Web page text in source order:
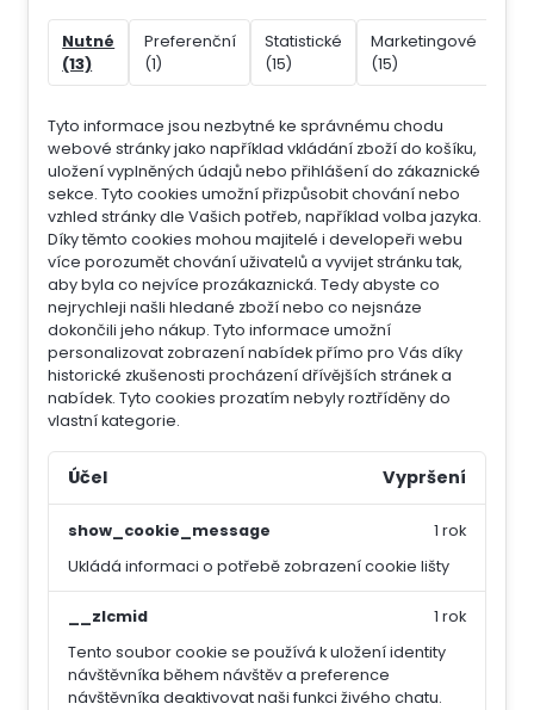
Nutné
(13)
Preferenční
(1)
Statistické
(15)
Marketingové
(15)
Tyto informace jsou nezbytné ke správnému chodu
webové stránky jako například vkládání zboží do košíku,
uložení vyplněných údajů nebo přihlášení do zákaznické
sekce. Tyto cookies umožní přizpůsobit chování nebo
vzhled stránky dle Vašich potřeb, například volba jazyka.
Díky těmto cookies mohou majitelé i developeři webu
více porozumět chování uživatelů a vyvijet stránku tak,
aby byla co nejvíce prozákaznická. Tedy abyste co
nejrychleji našli hledané zboží nebo co nejsnáze
dokončili jeho nákup. Tyto informace umožní
personalizovat zobrazení nabídek přímo pro Vás díky
historické zkušenosti procházení dřívějších stránek a
nabídek. Tyto cookies prozatím nebyly roztříděny do
vlastní kategorie.
Účel Vypršení
show_cookie_message
Ukládá informaci o potřebě zobrazení cookie lišty
1 rok
__zlcmid
Tento soubor cookie se používá k uložení identity
návštěvníka během návštěv a preference
návštěvníka deaktivovat naši funkci živého chatu.
1 rok